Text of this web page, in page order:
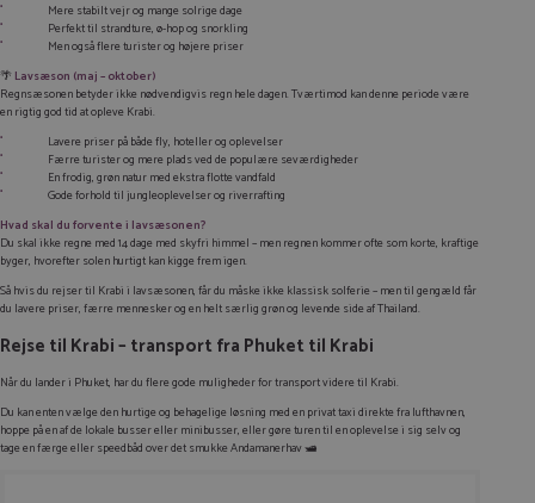
Mere stabilt vejr og mange solrige dage
Perfekt til strandture, ø-hop og snorkling
Men også flere turister og højere priser
🌴Lavsæson (maj – oktober)
Regnsæsonen betyder ikke nødvendigvis regn hele dagen. Tværtimod kan denne periode være
en rigtig god tid at opleve Krabi.
Lavere priser på både fly, hoteller og oplevelser
Færre turister og mere plads ved de populære seværdigheder
En frodig, grøn natur med ekstra flotte vandfald
Gode forhold til jungleoplevelser og riverrafting
Hvad skal du forvente i lavsæsonen?
Du skal ikke regne med 14 dage med skyfri himmel – men regnen kommer ofte som korte, kraftige
byger, hvorefter solen hurtigt kan kigge frem igen.
Så hvis du rejser til Krabi i lavsæsonen, får du måske ikke klassisk solferie – men til gengæld får
du lavere priser, færre mennesker og en helt særlig grøn og levende side af Thailand.
Rejse til Krabi – transport fra Phuket til Krabi
Når du lander i Phuket, har du flere gode muligheder for transport videre til Krabi.
Du kan enten vælge den hurtige og behagelige løsning med en privat taxi direkte fra lufthavnen,
hoppe på en af de lokale busser eller minibusser, eller gøre turen til en oplevelse i sig selv og
tage en færge eller speedbåd over det smukke Andamanerhav 🛥️